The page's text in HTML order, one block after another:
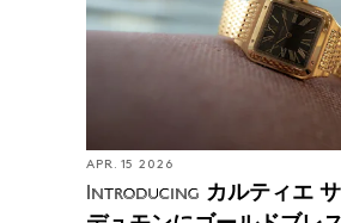
APR. 15 2026
Introducing カルティエ